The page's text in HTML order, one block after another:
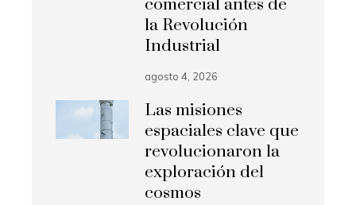
comercial antes de
la Revolución
Industrial
agosto 4, 2026
Las misiones
espaciales clave que
revolucionaron la
exploración del
cosmos